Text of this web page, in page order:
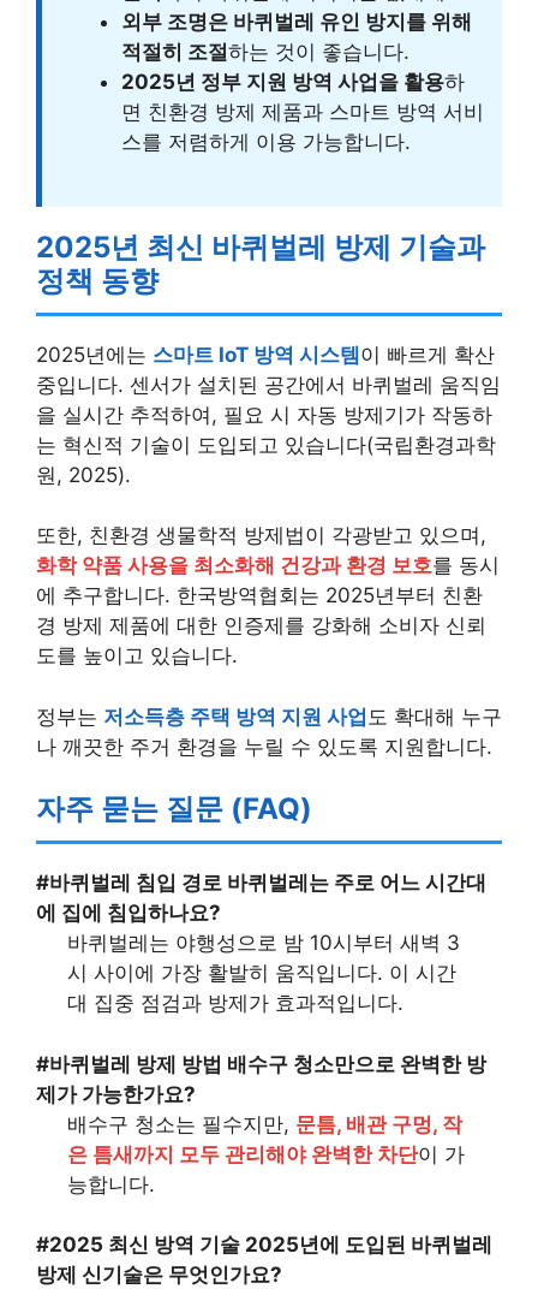
외부 조명은 바퀴벌레 유인 방지를 위해
적절히 조절하는 것이 좋습니다.
2025년 정부 지원 방역 사업을 활용하
면 친환경 방제 제품과 스마트 방역 서비
스를 저렴하게 이용 가능합니다.
2025년 최신 바퀴벌레 방제 기술과
정책 동향
2025년에는 스마트 IoT 방역 시스템이 빠르게 확산
중입니다. 센서가 설치된 공간에서 바퀴벌레 움직임
을 실시간 추적하여, 필요 시 자동 방제기가 작동하
는 혁신적 기술이 도입되고 있습니다(국립환경과학
원, 2025).
또한, 친환경 생물학적 방제법이 각광받고 있으며,
화학 약품 사용을 최소화해 건강과 환경 보호를 동시
에 추구합니다. 한국방역협회는 2025년부터 친환
경 방제 제품에 대한 인증제를 강화해 소비자 신뢰
도를 높이고 있습니다.
정부는 저소득층 주택 방역 지원 사업 도 확대해 누구
나 깨끗한 주거 환경을 누릴 수 있도록 지원합니다.
자주 묻는 질문 (FAQ)
#바퀴벌레 침입 경로 바퀴벌레는 주로 어느 시간대
에 집에 침입하나요?
바퀴벌레는 야행성으로 밤 10시부터 새벽 3
시 사이에 가장 활발히 움직입니다. 이 시간
대 집중 점검과 방제가 효과적입니다.
#바퀴벌레 방제 방법 배수구 청소만으로 완벽한 방
제가 가능한가요?
배수구 청소는 필수지만, 문틈, 배관 구멍, 작
은 틈새까지 모두 관리해야 완벽한 차단이 가
능합니다.
#2025 최신 방역 기술 2025년에 도입된 바퀴벌레
방제 신기술은 무엇인가요?